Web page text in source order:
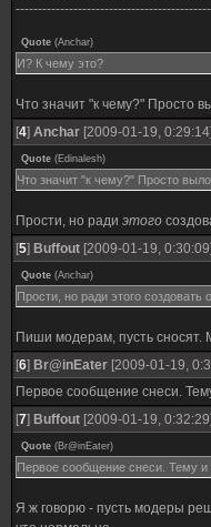
Quote (Anchar)
И? К чему это?
Что значит "к чему?" Просто
[4] Anchar [2009-01-19, 0:29:14]
Quote (Edinalesh)
Что значит "к чему?" Просто
Прости, но ради этого
[5] Buffout [2009-01-19, 0:30:09]
Quote (Anchar)
Прости, но ради этого
Пиши модерам, пусть сносят.
[6] Br@inEater [2009-01-19,
Первое сообщение снеси.
[7] Buffout [2009-01-19, 0:32:29]
Quote (Br@inEater)
Первое сообщение снеси. Тему и
Я ж говорю - пусть модеры